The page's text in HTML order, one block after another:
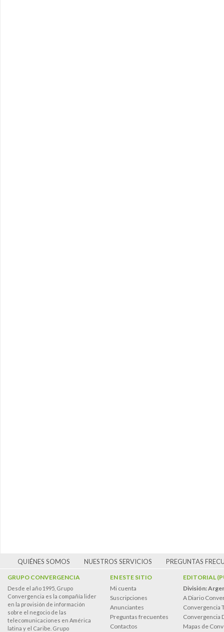
QUIÉNES SOMOS NUESTROS SERVICIOS PREGUNTAS
GRUPO CONVERGENCIA
Desde el año 1995, Grupo
Convergencia es la compañía lider
en la provisión de información
sobre el negocio de las
telecomunicaciones en América
latina y el Caribe. Grupo
EN ESTE SITIO
Mi cuenta
Suscripciones
Anunciantes
Preguntas frecuentes
Contactos
EDITORIAL
División:
A Diario
Convergencia
Convergencia
Mapas de